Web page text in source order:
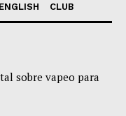
ENGLISH CLUB
sobre vapeo para